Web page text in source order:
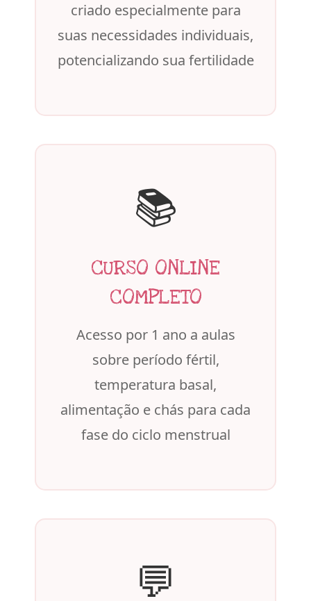
criado especialmente para
suas necessidades individuais,
potencializando sua fertilidade
📚
CURSO ONLINE
COMPLETO
Acesso por 1 ano a aulas
sobre período fértil,
temperatura basal,
alimentação e chás para cada
fase do ciclo menstrual
💬